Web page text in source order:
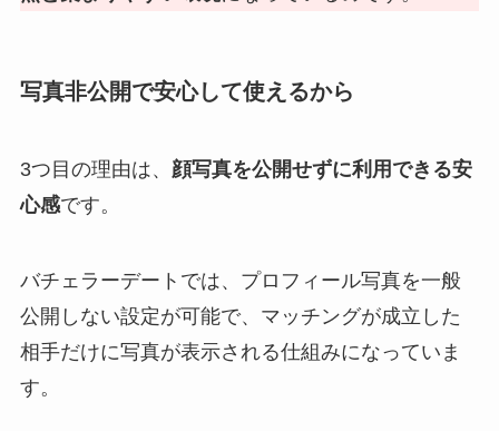
写真非公開で安心して使えるから
3つ目の理由は、 顔写真を公開せずに利用できる安
心感です。
バチェラーデートでは、プロフィール写真を一般
公開しない設定が可能で、マッチングが成立した
相手だけに写真が表示される仕組みになっていま
す。